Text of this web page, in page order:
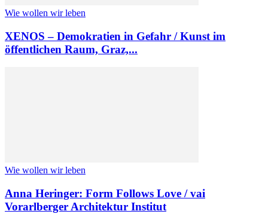
Wie wollen wir leben
XENOS – Demokratien in Gefahr / Kunst im
öffentlichen Raum, Graz,...
Wie wollen wir leben
Anna Heringer: Form Follows Love / vai
Vorarlberger Architektur Institut